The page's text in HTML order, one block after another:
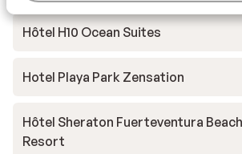
Hôtel H10 Ocean Suites
Hotel Playa Park Zensation
Hôtel Sheraton Fuerteventura
Resort